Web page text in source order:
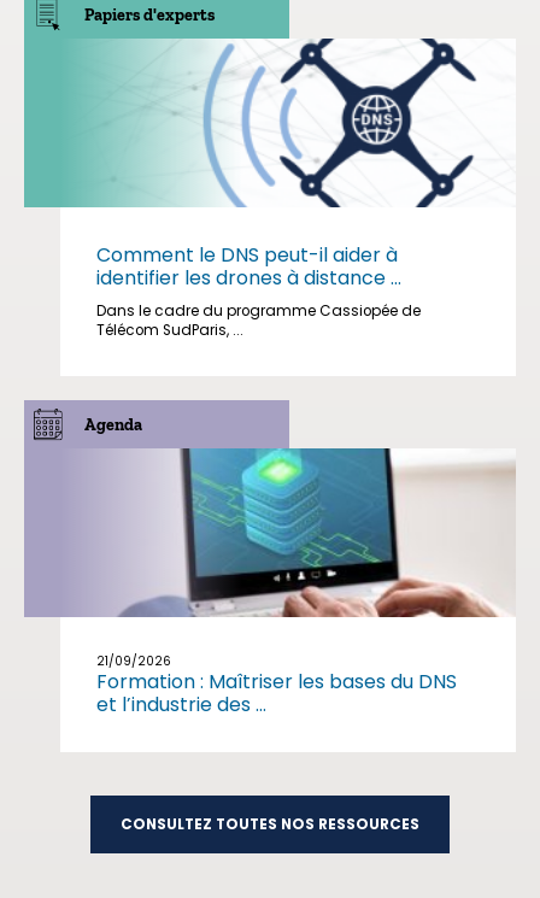
Papiers d'experts
Comment le DNS peut-il aider à
identifier les drones à distance ...
Dans le cadre du programme Cassiopée de
Télécom SudParis, ...
Agenda
21/09/2026
Formation : Maîtriser les bases du DNS
et l’industrie des ...
CONSULTEZ TOUTES NOS RESSOURCES